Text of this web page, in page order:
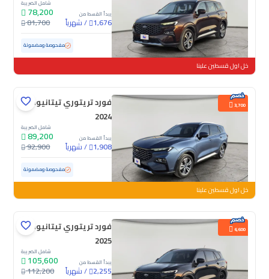
يبدأ القسط من
1,676
/شهرياً
شامل الضريبة
78,200
81,700
مستعملة 67,975 كم مفحوصة ومضمونة
خل اول قسطين علينا
3,700
فورد تريتوري تيتانيوم
2024
يبدأ القسط من
1,908
/شهرياً
شامل الضريبة
89,200
92,900
مستعملة 18,498 كم ممشى قليل مفحوصة ومضمونة
خل اول قسطين علينا
6,600
فورد تريتوري تيتانيوم
2025
يبدأ القسط من
2,255
/شهرياً
شامل الضريبة
105,600
112,200